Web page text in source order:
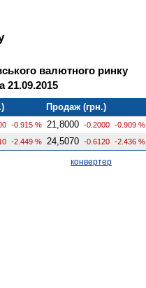
валютного ринку
21.09.2015
Продаж (грн.)
-0.915 % 21,8000 -0.2000 -0.909 %
-2.449 % 24,5070 -0.6120 -2.436 %
конвертер